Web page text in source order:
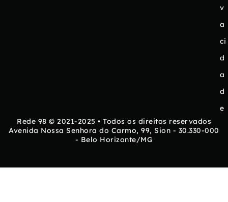
v
a
ci
d
a
d
e
Rede 98 © 2021-2025 • Todos os direitos reservados
Avenida Nossa Senhora do Carmo, 99, Sion - 30.330-000
- Belo Horizonte/MG